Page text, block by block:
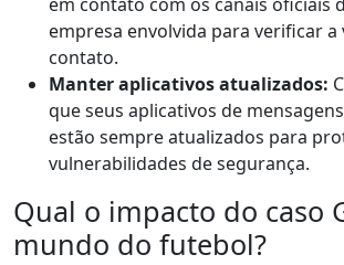
empresa envolvida para verificar a
contato.
Manter aplicativos atualizados:
que seus aplicativos de
estão sempre atualizados para
vulnerabilidades de segurança.
Qual o impacto do caso
mundo do futebol?